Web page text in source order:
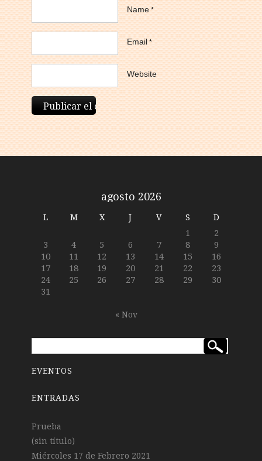
Name *
Email *
Website
agosto 2026
L M X J V S D
1
2
3
4 5 6 7 8
9
10
11 12 13 14 15
16
17
18 19 20 21 22
23
24
25 26 27 28 29
30
31
« Nov
EVENTOS
ENTRADAS
Prueba
(sin título)
Miércoles 17 de Febrero 2021